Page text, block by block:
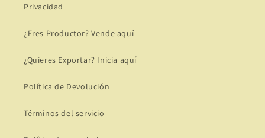
Privacidad
¿Eres Productor? Vende aquí
¿Quieres Exportar? Inicia aquí
Política de Devolución
Términos del servicio